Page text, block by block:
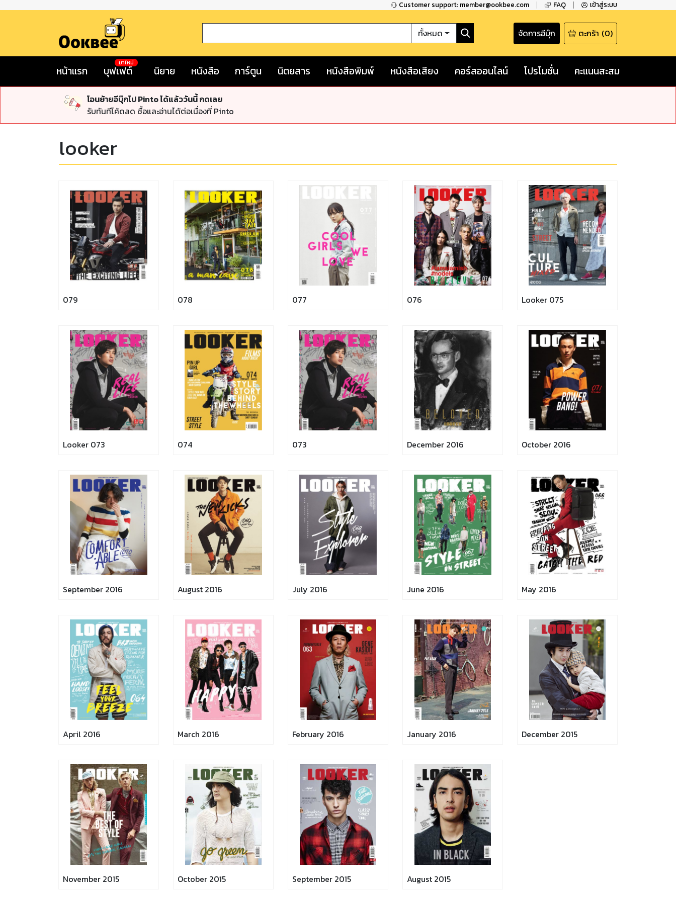
Customer support: member@ookbee.com FAQ เข้าสู่ระบบ
ทั้งหมด จัดการอีบุ๊ก ตะกร้า (0)
หน้าแรก บุฟเฟต์
มาใหม่
นิยาย หนังสือ การ์ตูน นิตยสาร หนังสือพิมพ์ หนังสือเสียง คอร์สออนไลน์ โปรโมชั่น คะแนนสะสม
โอนย้ายอีบุ๊กไป Pinto ได้แล้ววันนี้ กดเลย
รับทันทีโค้ดลด ซื้อและอ่านได้ต่อเนื่องที่ Pinto
looker
079 078 077 076 Looker 075
Looker 073 074 073 December 2016 October 2016
September 2016 August 2016 July 2016 June 2016 May 2016
April 2016 March 2016 February 2016 January 2016 December 2015
November 2015 October 2015 September 2015 August 2015